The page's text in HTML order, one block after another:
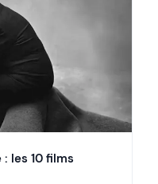
les 10 films